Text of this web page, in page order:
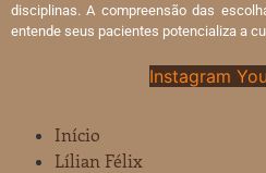
disciplinas. A compreensão das
entende seus pacientes potencializa a
Instagram
Início
Lílian Félix